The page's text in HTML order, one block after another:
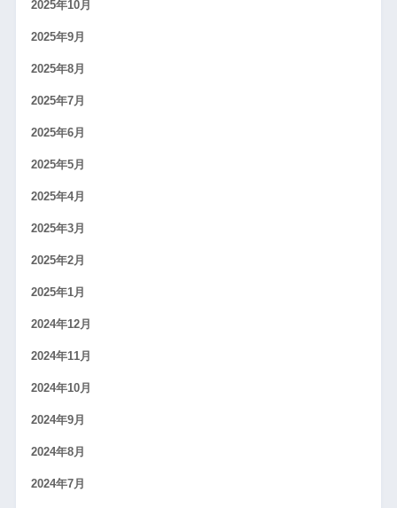
2025年10月
2025年9月
2025年8月
2025年7月
2025年6月
2025年5月
2025年4月
2025年3月
2025年2月
2025年1月
2024年12月
2024年11月
2024年10月
2024年9月
2024年8月
2024年7月